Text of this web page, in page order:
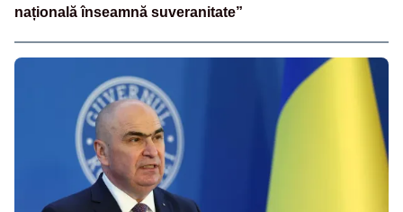
națională înseamnă suveranitate”